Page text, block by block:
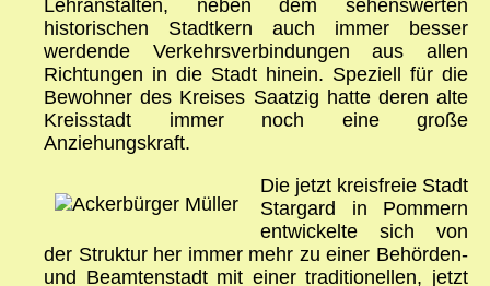
Lehranstalten, neben dem sehenswerten
historischen Stadtkern auch immer besser
werdende Verkehrsverbindungen aus allen
Richtungen in die Stadt hinein. Speziell für die
Bewohner des Kreises Saatzig hatte deren alte
Kreisstadt immer noch eine große
Anziehungskraft.
Die jetzt kreisfreie Stadt
Stargard in Pommern
entwickelte sich von
der Struktur her immer mehr zu einer Behörden-
und Beamtenstadt mit einer traditionellen, jetzt